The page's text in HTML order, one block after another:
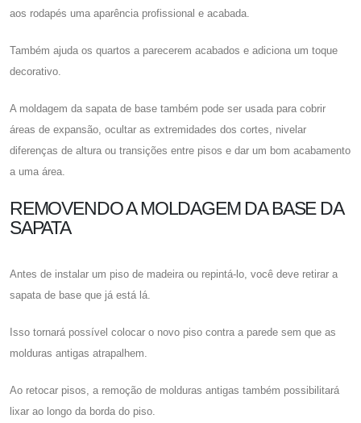
aos rodapés uma aparência profissional e acabada.
Também ajuda os quartos a parecerem acabados e adiciona um toque
decorativo.
A moldagem da sapata de base também pode ser usada para cobrir
áreas de expansão, ocultar as extremidades dos cortes, nivelar
diferenças de altura ou transições entre pisos e dar um bom acabamento
a uma área.
REMOVENDO A MOLDAGEM DA BASE DA
SAPATA
Antes de instalar um piso de madeira ou repintá-lo, você deve retirar a
sapata de base que já está lá.
Isso tornará possível colocar o novo piso contra a parede sem que as
molduras antigas atrapalhem.
Ao retocar pisos, a remoção de molduras antigas também possibilitará
lixar ao longo da borda do piso.